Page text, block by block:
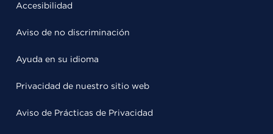
Accesibilidad
Aviso de no discriminación
Ayuda en su idioma
Privacidad de nuestro sitio web
Aviso de Prácticas de Privacidad